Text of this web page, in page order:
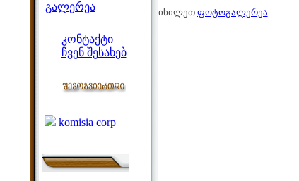
გალერეა
კონტაქტი
ჩვენ შესახებ
komisia corp
იხილეთ ფოტოგალერეა.